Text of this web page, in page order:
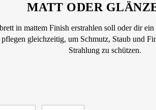
MATT ODER
in mattem Finish erstrahlen soll oder dir
gleichzeitig, um Schmutz, Staub und
Strahlung zu schützen.